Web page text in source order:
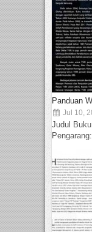
Panduan
Jul 10,
Judul